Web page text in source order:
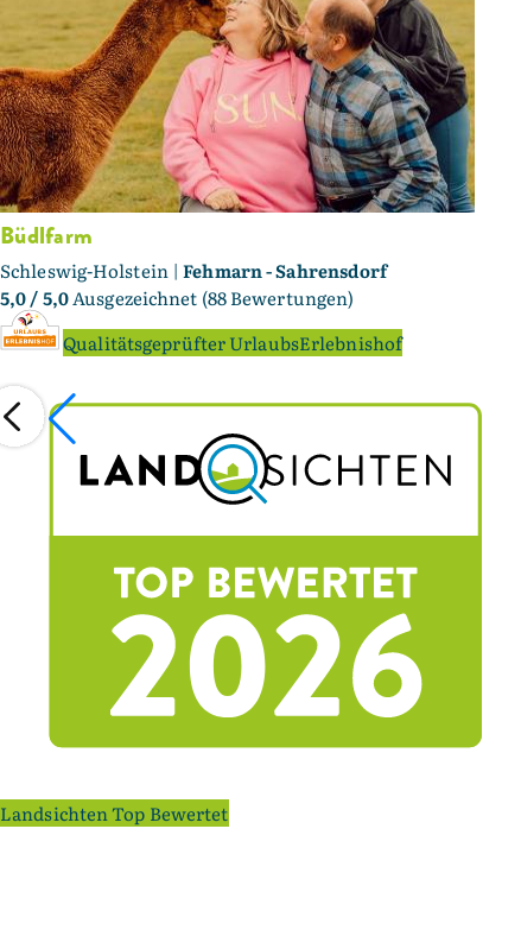
Büdlfarm
Schleswig-Holstein |Fehmarn - Sahrensdorf
5,0/ 5,0Ausgezeichnet (88 Bewertungen)
Qualitätsgeprüfter UrlaubsErlebnishof
Landsichten Top Bewertet